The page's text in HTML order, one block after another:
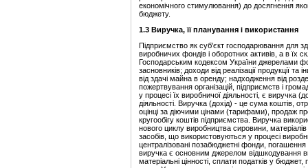
економічного стимулювання) до досягнення
бюджету.
1.3 Виручка, її планування і використання
Підприємство як суб'єкт господарювання для
виробничих фондів і оборотних активів, а в їх
Господарським кодексом України джерелами
засновників; доходи від реалізації продукції
від здачі майна в оренду; надходження від
пожертвування організацій, підприємств і
у процесі їх виробничої діяльності, є виручка
діяльності. Виручка (дохід) - це сума коштів,
оцінці за діючими цінами (тарифами), продаж
кругообігу коштів підприємства. Виручка
нового циклу виробництва сировини,
засобів, що використовуються у процесі
централізовані позабюджетні фонди,
виручка є основним джерелом відшкодування
матеріальні цінності, сплати податків у